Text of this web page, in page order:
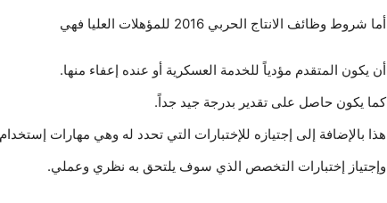
أما شروط وظائف الانتاج الحربي 2016 للمؤهلات العليا فهي
أن يكون المتقدم مؤدياً للخدمة العسكرية أو عنده إعفاء منها.
كما يكون حاصل على تقدير بدرجة جيد جداً.
هذا بالإضافة إلى إجتيازه للإختبارات التي تحدد له وهي مهارات
وإجتياز إختبارات التخصص الذي سوف يلتحق به نظري وعملي.